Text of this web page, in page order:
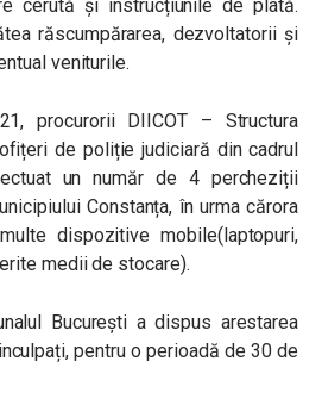
cerută și instrucțiunile de plată.
răscumpărarea, dezvoltatorii și
veniturile.
procurorii DIICOT – Structura
de poliție judiciară din cadrul
un număr de 4 percheziții
Constanța, în urma cărora
dispozitive mobile(laptopuri,
medii de stocare).
București a dispus arestarea
pentru o perioadă de 30 de